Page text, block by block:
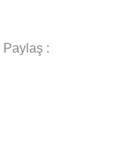
Paylaş :